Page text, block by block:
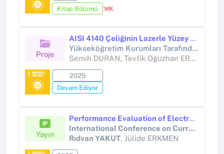
Kitap Bölümü
Proje
AISI 4140 Çeliğinin Lazerle Yüzey Sertleştirme İşlemi Sonrası Mikroyapı, Sertlik ve Aşınma Özelliklerinin Farklı Lazer Parametrelerine Bağlı Olarak Araştırılması
Yükseköğretim Kurumları Tarafından Destekli Bilimsel Araştırma Projesi (Yükseköğretim Kurumları tarafından destekli bilimsel araştırma projesi)
Semih DURAN, Tevfik Oğuzhan ERGÜDER
2025
Devam Ediyor
Yayın
Performance Evaluation of Electrospray-Based Advanced Cooling Technologies for High Heat Flux Electronic Systems
International Conference on Current Problems of Engineering and Applied Sciences (ICCPEAS 2025)
Rıdvan YAKUT, Jülide ERKMEN